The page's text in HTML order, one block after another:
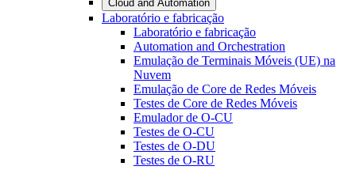
Cloud and Automation
Laboratório e fabricação
Laboratório e fabricação
Automation and Orchestration
Emulação de Terminais Móveis (UE) na
Nuvem
Emulação de Core de Redes Móveis
Testes de Core de Redes Móveis
Emulador de O-CU
Testes de O-CU
Testes de O-DU
Testes de O-RU